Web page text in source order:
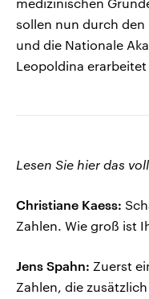
medizinischen
sollen nun durch
und die Nationale
Leopoldina
Lesen Sie hier das
Christiane Kaess:
Zahlen. Wie groß ist
Jens Spahn: Zuerst
Zahlen, die